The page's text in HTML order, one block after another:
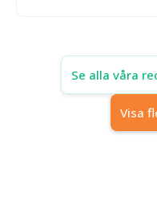
Se alla våra
Visa